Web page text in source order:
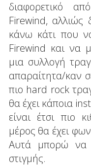
διαφορετικό
Firewind, αλλιώς
κάνω κάτι που
Firewind και να
μια συλλογή
απαραίτητα/καν
πιο hard rock
θα έχει κάποια
είναι έτσι πιο
μέρος θα έχει
Αυτά μπορώ να
στιγμής.